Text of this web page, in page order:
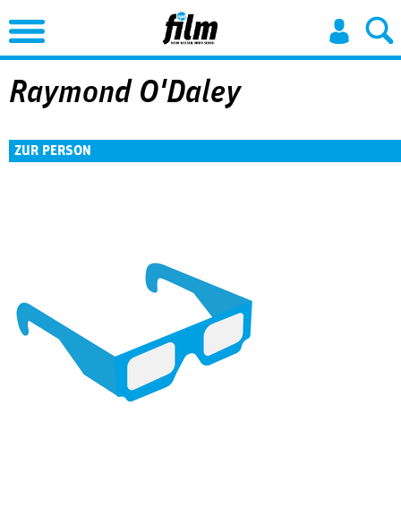
Jump to Navigation
Raymond O'Daley
ZUR PERSON